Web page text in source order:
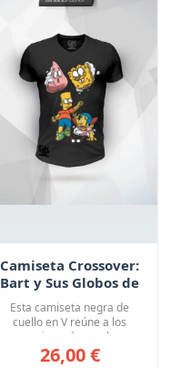
Camiseta Crossover:
Bart y Sus Globos de
Bikini Bottom
Esta camiseta negra de
cuello en V reúne a los
personajes más gamberros
de la...
26,00 €